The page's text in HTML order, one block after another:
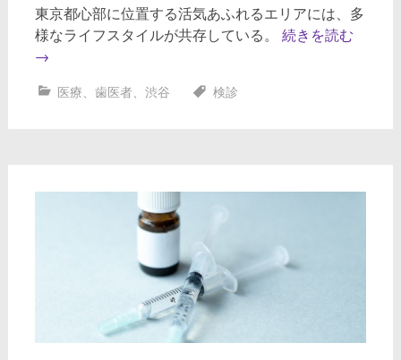
東京都心部に位置する活気あふれるエリアには、多
様なライフスタイルが共存している。 続きを読む
→
医療、 歯医者、 渋谷 検診